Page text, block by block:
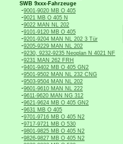
SWB 9xxx-Fahrzeuge
-9001-9020 MB O 405
-9021 MB O 405 N
-9022 MAN NL 202
-9101-9120 MB O 405
-9201-9204 MAN NL 202 3 Tür
-9205-9229 MAN NL 202
-9230, 9232-9235 Neoplan N 4021 NF
-9231 MAN 262 FRH
-9401-9402 MB O 405 GN2
-9501-9502 MAN NL 232 CNG
-9503-9504 MAN NL 202
-9601-9610 MAN NL 222
-9611-9620 MAN NG 312
-9621-9624 MB O 405 GN2
-9631 MB O 405
-9701-9716 MB O 405 N2
-9717-9721 MB O 530
-9801-9825 MB O 405 N2
-9826-9827 MB O 405 N2